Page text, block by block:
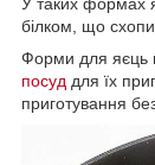
У таких формах
білком, що
Форми для яєць
посуд для їх
приготування